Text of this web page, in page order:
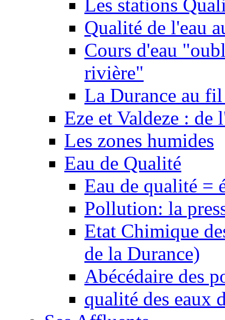
Les stations
Qualité de l'eau
Cours d'eau
rivière"
La Durance au
Eze et Valdeze : de
Les zones humides
Eau de Qualité
Eau de qualité =
Pollution: la
Etat Chimique
de la Durance)
Abécédaire des
qualité des eaux